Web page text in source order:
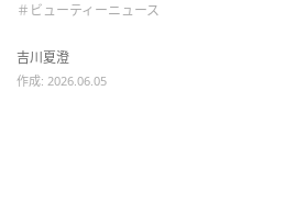
＃ビューティーニュース
吉川夏澄
作成: 2026.06.05